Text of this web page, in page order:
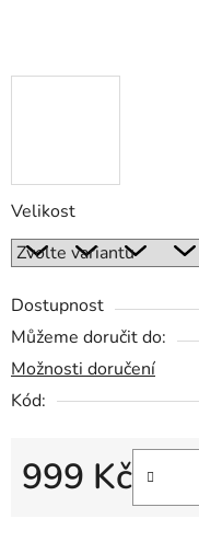
Velikost
Dostupnost
Můžeme doručit do:
Možnosti doručení
Kód:
999 Kč